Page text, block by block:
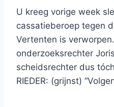
U kreeg vorige week
cassatieberoep tegen
Vertenten is
onderzoeksrechter
scheidsrechter dus
RIEDER: (grijnst)